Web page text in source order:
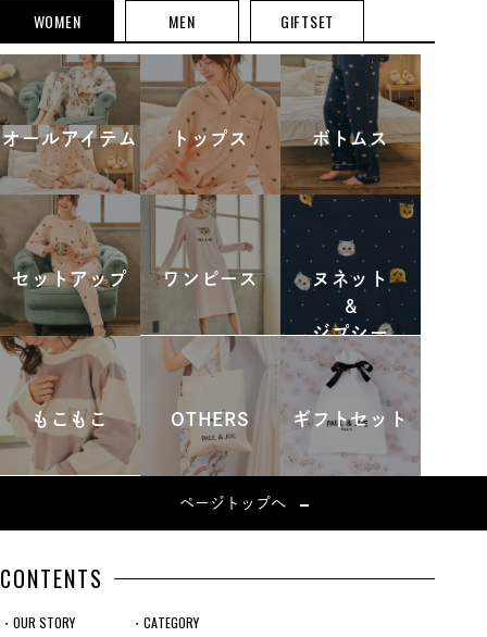
WOMEN MEN GIFTSET
オールアイテム トップス ボトムス
セットアップ ワンピース
ヌネット
&
ジプシー
もこもこ OTHERS ギフトセット
ページトップへ
CONTENTS
・OUR STORY ・CATEGORY